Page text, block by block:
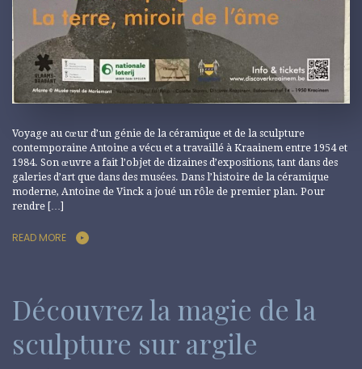
Voyage au cœur d’un génie de la céramique et de la sculpture
contemporaine Antoine a vécu et a travaillé à Kraainem entre 1954 et
1984. Son œuvre a fait l’objet de dizaines d’expositions, tant dans des
galeries d’art que dans des musées. Dans l’histoire de la céramique
moderne, Antoine de Vinck a joué un rôle de premier plan. Pour
rendre […]
READ MORE
Découvrez la magie de la
sculpture sur argile